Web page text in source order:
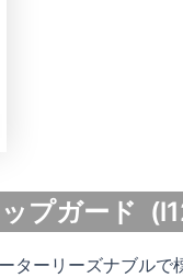
プガード
ターリーズナブル